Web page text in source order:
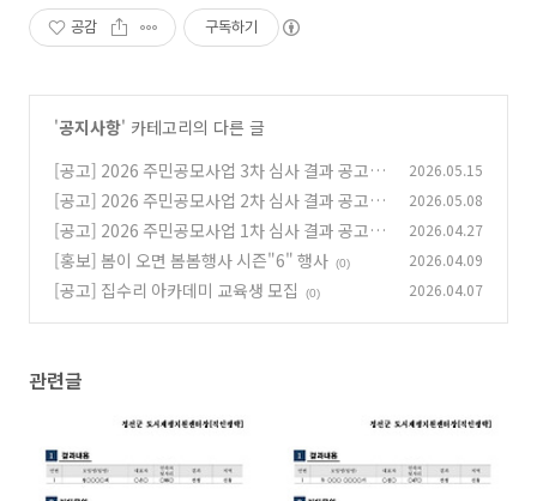
공감 구독하기
'공지사항' 카테고리의 다른 글
[공고] 2026 주민공모사업 3차 심사 결과 공고
(0)
2026.05.15
[공고] 2026 주민공모사업 2차 심사 결과 공고
(0)
2026.05.08
[공고] 2026 주민공모사업 1차 심사 결과 공고
(0)
2026.04.27
[홍보] 봄이 오면 봄봄행사 시즌"6" 행사 (0) 2026.04.09
[공고] 집수리 아카데미 교육생 모집 (0) 2026.04.07
관련글